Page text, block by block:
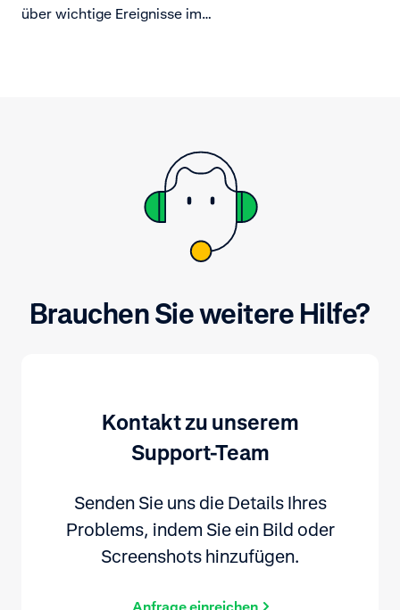
über wichtige Ereignisse im
Brauchen Sie weitere Hilfe?
Kontakt zu unserem
Support-Team
Senden Sie uns die Details Ihres
Problems, indem Sie ein Bild oder
Screenshots hinzufügen.